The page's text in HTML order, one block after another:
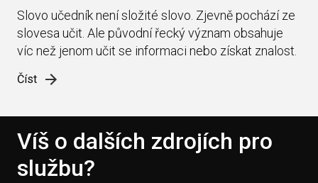
Slovo učedník není složité slovo. Zjevně pochází ze
slovesa učit. Ale původní řecký význam obsahuje
víc než jenom učit se informaci nebo získat znalost.
Číst
Víš o dalších zdrojích pro
službu?